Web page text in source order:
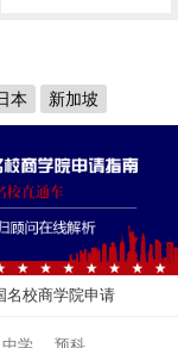
本 新加坡
名校商学院申请